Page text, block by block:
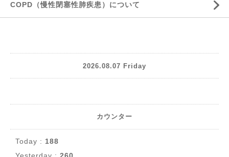
COPD（慢性閉塞性肺疾患）について
2026.08.07 Friday
カウンター
Today : 188